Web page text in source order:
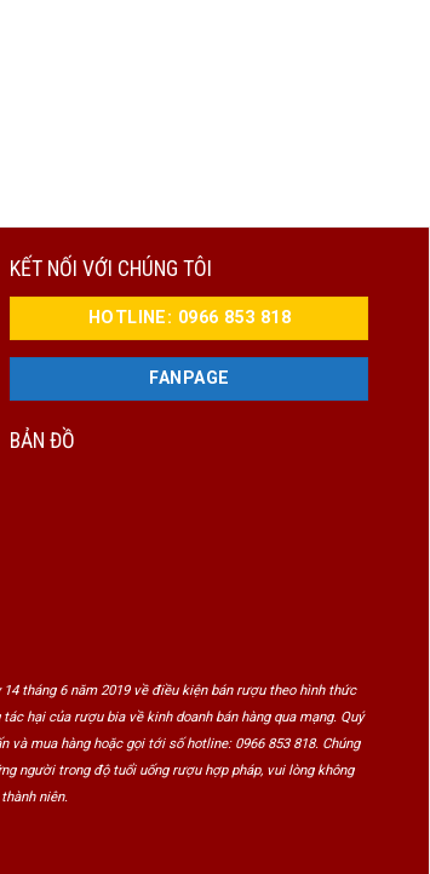
KẾT NỐI VỚI CHÚNG TÔI
HOTLINE: 0966 853 818
FANPAGE
BẢN ĐỒ
tháng 6 năm 2019 về điều kiện bán rượu theo hình thức
hại của rượu bia về kinh doanh bán hàng qua mạng. Quý
mua hàng hoặc gọi tới số hotline: 0966 853 818. Chúng
người trong độ tuổi uống rượu hợp pháp, vui lòng không
niên.